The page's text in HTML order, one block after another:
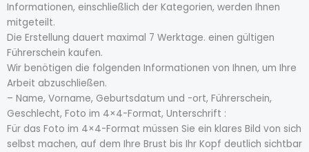
Informationen, einschließlich der Kategorien, werden Ihnen
mitgeteilt.
Die Erstellung dauert maximal 7 Werktage. einen gültigen
Führerschein kaufen.
Wir benötigen die folgenden Informationen von Ihnen, um Ihre
Arbeit abzuschließen.
– Name, Vorname, Geburtsdatum und -ort, Führerschein,
Geschlecht, Foto im 4×4-Format, Unterschrift :
Für das Foto im 4×4-Format müssen Sie ein klares Bild von sich
selbst machen, auf dem Ihre Brust bis Ihr Kopf deutlich sichtbar